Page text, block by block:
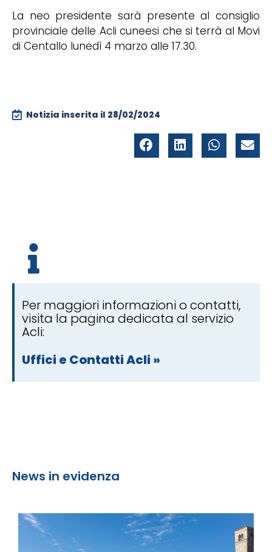
La neo presidente sarà presente al consiglio
provinciale delle Acli cuneesi che si terrà al Movi
di Centallo lunedì 4 marzo alle 17.30.
Notizia inserita il 28/02/2024
Per maggiori informazioni o contatti,
visita la pagina dedicata al servizio
Acli:
Uffici e Contatti Acli »
News in evidenza